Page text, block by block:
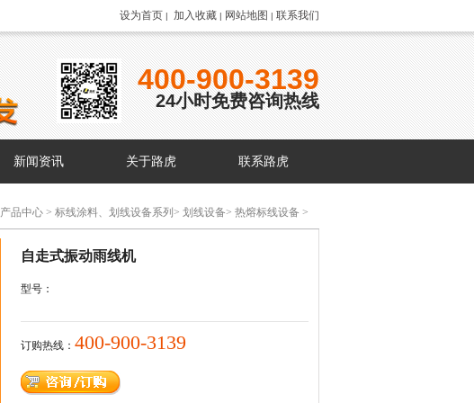
设为首页 | 加入收藏 | 网站地图 | 联系我们
400-900-3139
24小时免费咨询热线
新闻资讯 关于路虎 联系路虎
产品中心 > 标线涂料、划线设备系列 > 划线设备> 热熔标线设备 >
自走式振动雨线机
型号：
订购热线： 400-900-3139